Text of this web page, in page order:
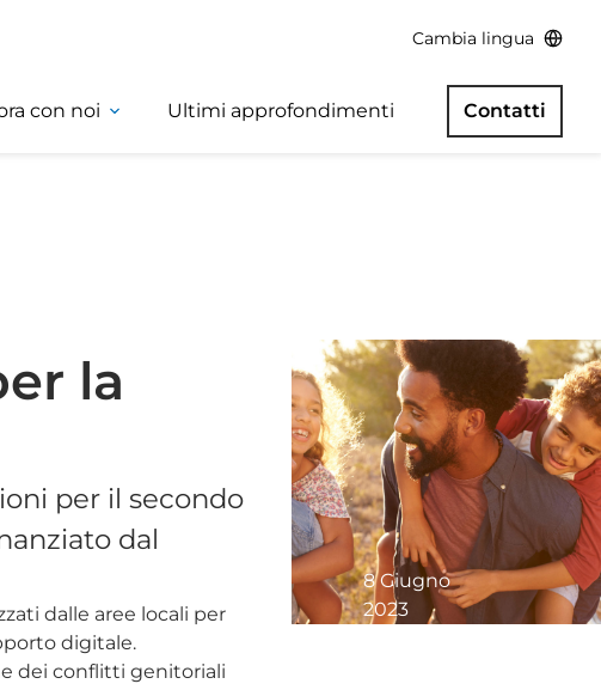
Cambia lingua
con noi Ultimi approfondimenti Contatti
la
per il secondo
dal
dalle aree locali per
digitale.
dei conflitti genitoriali
8 Giugno
2023